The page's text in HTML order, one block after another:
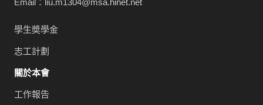
Email：liu.m1304@msa.hinet.net
學生奬學金
志工計劃
關於本會
工作報告